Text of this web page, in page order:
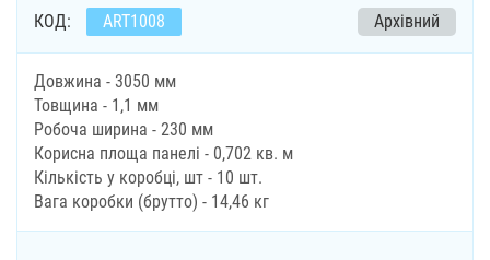
КОД: ART1008 Архівний
Довжина - 3050 мм
Товщина - 1,1 мм
Робоча ширина - 230 мм
Корисна площа панелі - 0,702 кв. м
Кількість у коробці, шт - 10 шт.
Вага коробки (брутто) - 14,46 кг